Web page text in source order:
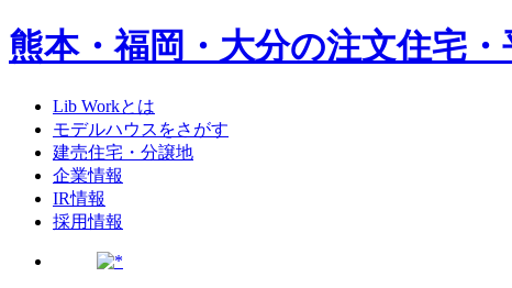
熊本・福岡・大分の注文住宅
Lib Workとは
モデルハウスをさがす
建売住宅・分譲地
企業情報
IR情報
採用情報